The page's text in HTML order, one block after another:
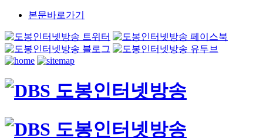
본문바로가기